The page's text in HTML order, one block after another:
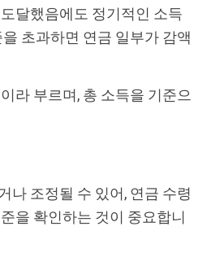
달했음에도 정기적인 소득
초과하면 연금 일부가 감액
라 부르며, 총 소득을 기준으
나 조정될 수 있어, 연금 수령
을 확인하는 것이 중요합니